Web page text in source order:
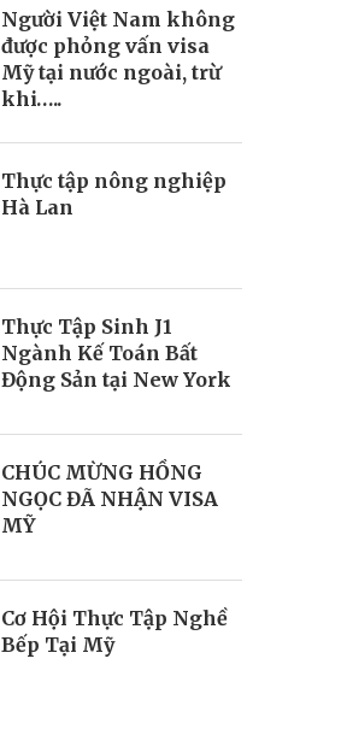
Người Việt Nam không
được phỏng vấn visa
Mỹ tại nước ngoài, trừ
khi…..
Thực tập nông nghiệp
Hà Lan
Thực Tập Sinh J1
Ngành Kế Toán Bất
Động Sản tại New York
CHÚC MỪNG HỒNG
NGỌC ĐÃ NHẬN VISA
MỸ
Cơ Hội Thực Tập Nghề
Bếp Tại Mỹ